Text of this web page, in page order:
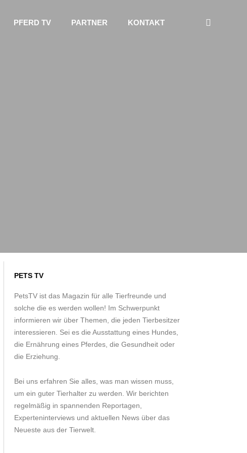
PFERD TV PARTNER KONTAKT
PETS TV
PetsTV ist das Magazin für alle Tierfreunde und
solche die es werden wollen! Im Schwerpunkt
informieren wir über Themen, die jeden Tierbesitzer
interessieren. Sei es die Ausstattung eines Hundes,
die Ernährung eines Pferdes, die Gesundheit oder
die Erziehung.
Bei uns erfahren Sie alles, was man wissen muss,
um ein guter Tierhalter zu werden. Wir berichten
regelmäßig in spannenden Reportagen,
Experteninterviews und aktuellen News über das
Neueste aus der Tierwelt.